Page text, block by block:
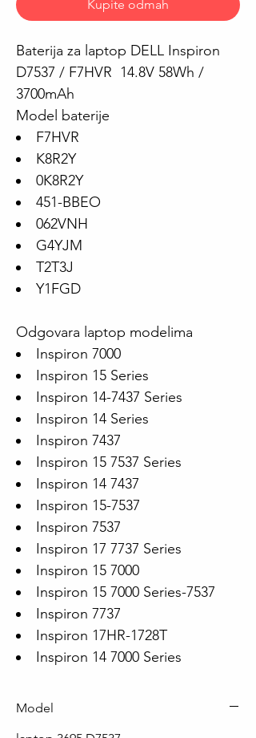
Kupite odmah
Baterija za laptop DELL Inspiron
D7537 / F7HVR 14.8V 58Wh /
3700mAh
Model baterije
F7HVR
K8R2Y
0K8R2Y
451-BBEO
062VNH
G4YJM
T2T3J
Y1FGD
Odgovara laptop modelima
Inspiron 7000
Inspiron 15 Series
Inspiron 14-7437 Series
Inspiron 14 Series
Inspiron 7437
Inspiron 15 7537 Series
Inspiron 14 7437
Inspiron 15-7537
Inspiron 7537
Inspiron 17 7737 Series
Inspiron 15 7000
Inspiron 15 7000 Series-7537
Inspiron 7737
Inspiron 17HR-1728T
Inspiron 14 7000 Series
Model